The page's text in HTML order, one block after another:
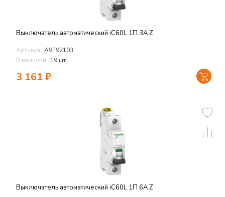
Выключатель автоматический iC60L 1П 3A Z
Артикул: A9F92103
В наличии: 19 шт
3 161 ₽
Выключатель автоматический iC60L 1П 6A Z